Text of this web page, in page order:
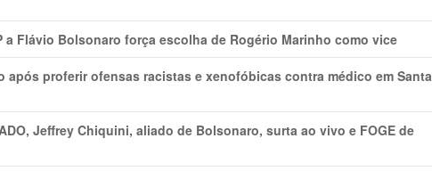
a Flávio Bolsonaro força escolha de Rogério Marinho como vice
após proferir ofensas racistas e xenofóbicas contra médico em Santa
Jeffrey Chiquini, aliado de Bolsonaro, surta ao vivo e FOGE de